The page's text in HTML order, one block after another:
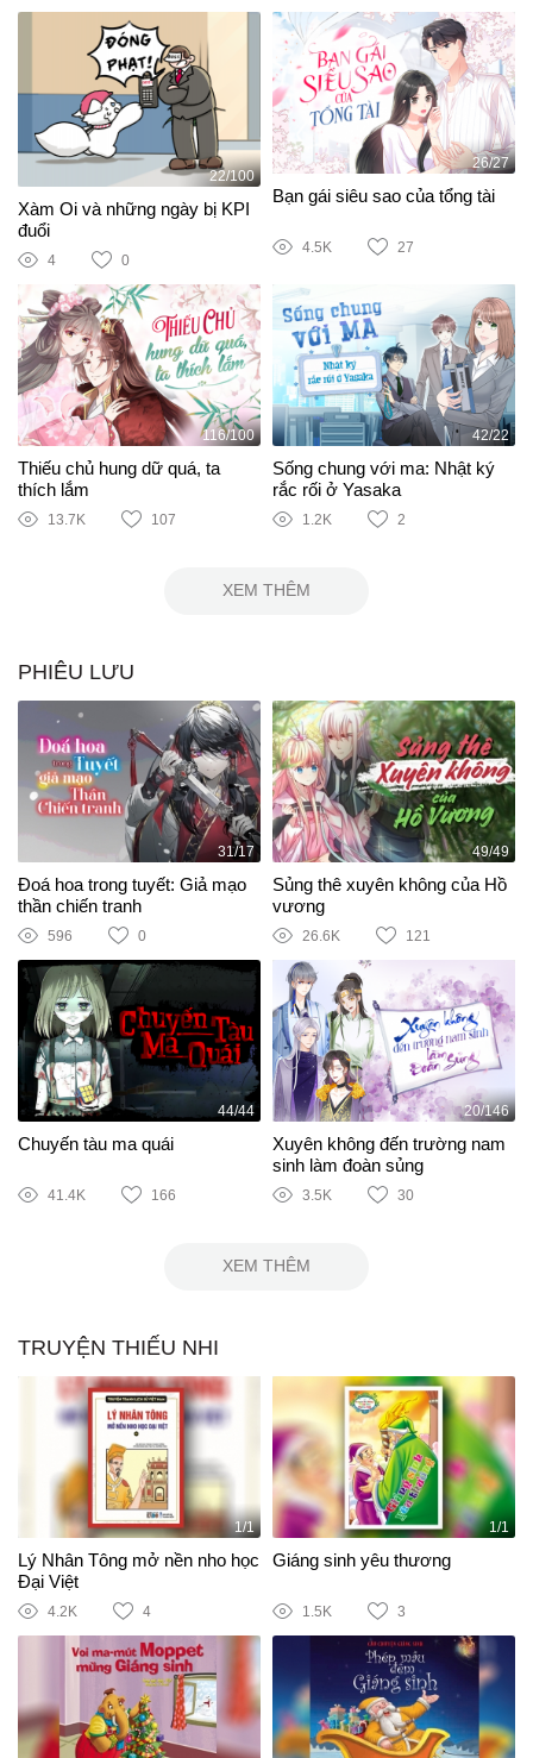
22/100
Xàm Oi và những ngày bị KPI
đuổi
4 0
26/27
Bạn gái siêu sao của tổng tài
4.5K 27
116/100
Thiếu chủ hung dữ quá, ta
thích lắm
13.7K 107
42/22
Sống chung với ma: Nhật ký
rắc rối ở Yasaka
1.2K 2
XEM THÊM
PHIÊU LƯU
31/17
Đoá hoa trong tuyết: Giả mạo
thần chiến tranh
596 0
49/49
Sủng thê xuyên không của Hồ
vương
26.6K 121
44/44
Chuyến tàu ma quái
41.4K 166
20/146
Xuyên không đến trường nam
sinh làm đoàn sủng
3.5K 30
XEM THÊM
TRUYỆN THIẾU NHI
1/1
Lý Nhân Tông mở nền nho học
Đại Việt
4.2K 4
1/1
Giáng sinh yêu thương
1.5K 3